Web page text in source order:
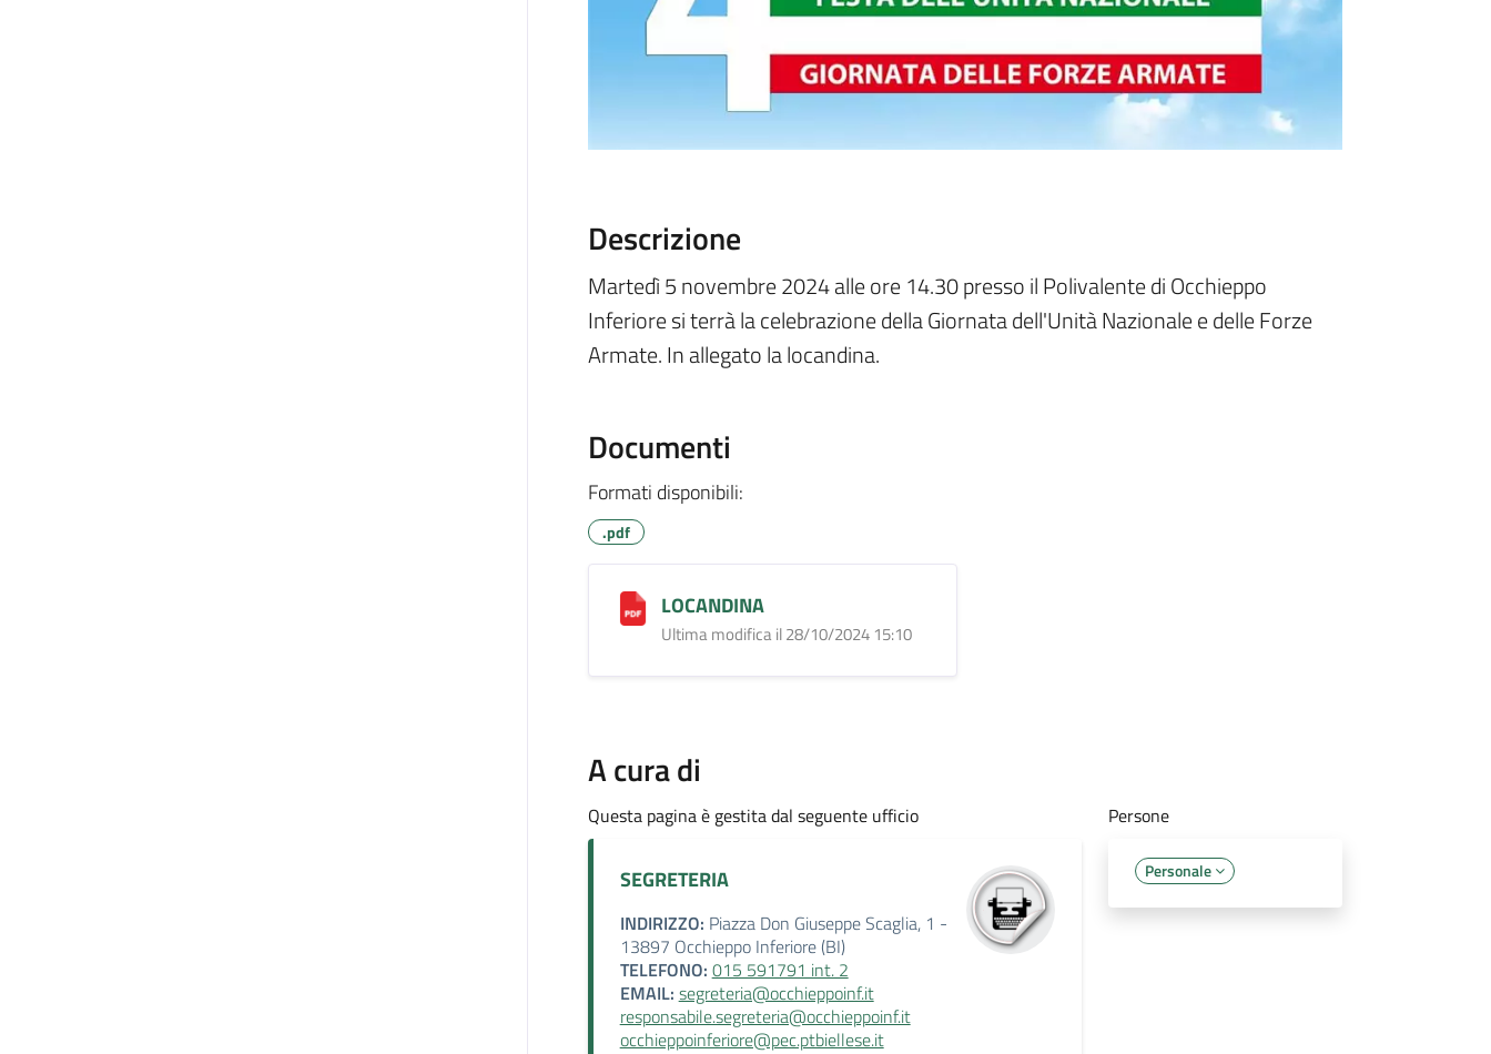
Descrizione
Martedì 5 novembre 2024 alle ore 14.30 presso il Polivalente di Occhieppo
Inferiore si terrà la celebrazione della Giornata dell'Unità Nazionale e delle Forze
Armate. In allegato la locandina.
Documenti
Formati disponibili:
.pdf
LOCANDINA
Ultima modifica il 28/10/2024 15:10
A cura di
Questa pagina è gestita dal seguente ufficio
SEGRETERIA
INDIRIZZO: Piazza Don Giuseppe Scaglia, 1 -
13897 Occhieppo Inferiore (BI)
TELEFONO: 015 591791 int. 2
EMAIL: segreteria@occhieppoinf.it
responsabile.segreteria@occhieppoinf.it
occhieppoinferiore@pec.ptbiellese.it
Persone
Personale